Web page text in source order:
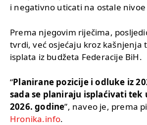
i negativno uticati na ostale nivoe
Prema njegovim riječima,
tvrdi, već osjećaju kroz kašnjenja
isplata iz budžeta Federacije BiH.
“Planirane pozicije i odluke iz
sada se planiraju isplaćivati tek
2026. godine”, naveo je, prema
Hronika.info.